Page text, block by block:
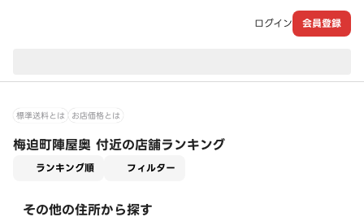
ログイン 会員登録
標準送料とは お店価格とは
梅迫町陣屋奥 付近の店舗ランキング
ランキング順 フィルター
その他の住所から探す